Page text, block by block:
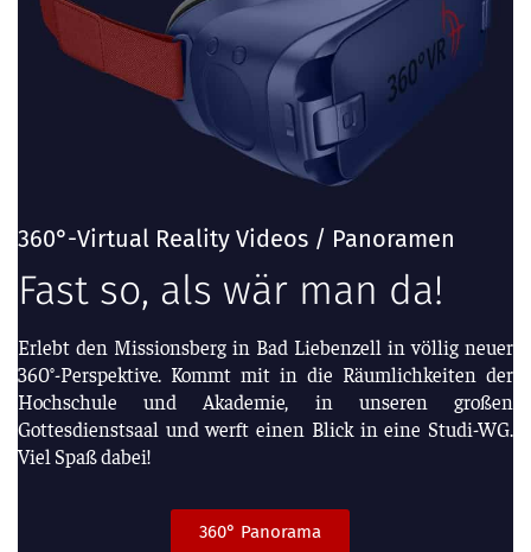
360°-Virtual Reality Videos / Panoramen
Fast so, als wär man da!
Erlebt den Missionsberg in Bad Liebenzell in völlig neuer
360°-Perspektive. Kommt mit in die Räumlichkeiten der
Hochschule und Akademie, in unseren großen
Gottesdienstsaal und werft einen Blick in eine Studi-WG.
Viel Spaß dabei!
360° Panorama